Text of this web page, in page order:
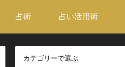
占術 占い活用術
カテゴリーで選ぶ